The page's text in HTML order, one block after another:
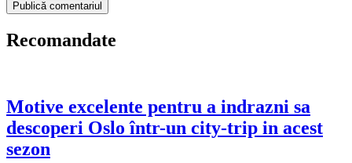
Recomandate
Motive excelente pentru a indrazni sa
descoperi Oslo într-un city-trip in acest
sezon